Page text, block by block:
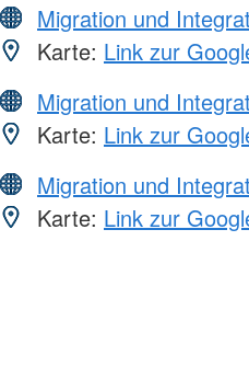
Migration und
Karte: Link zur
Migration und
Karte: Link zur
Migration und
Karte: Link zur